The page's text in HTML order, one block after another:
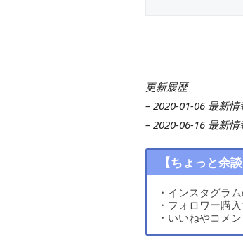
更新履歴
– 2020-01-06 最新
– 2020-06-16 最新
【ちょっと余
・インスタグラ
・フォロワー購
・いいねやコメ